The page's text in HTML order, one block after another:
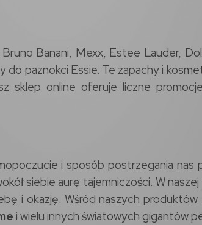
Banani, Mexx, Estee Lauder,
do paznokci Essie. Te zapachy i
sklep online oferuje liczne
i sposób postrzegania
siebie aurę tajemniczości. W
i okazję. Wśród naszych
i wielu innych światowych gigantów